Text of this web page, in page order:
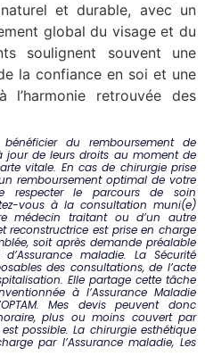
et durable, avec un
global du visage et du
soulignent souvent une
la confiance en soi et une
l’harmonie retrouvée des
du remboursement de
jour de leurs droits au moment de
vitale. En cas de chirurgie prise
remboursement optimal de votre
respecter le parcours de soin
vous à la consultation muni(e)
médecin traitant ou d’un autre
reconstructrice est prise en charge
soit après demande préalable
maladie. La Sécurité
des consultations, de l’acte
Elle partage cette tâche
à l’Assurance Maladie
Mes devis peuvent donc
plus ou moins couvert par
possible.La chirurgie esthétique
par l’Assurance maladie, Les